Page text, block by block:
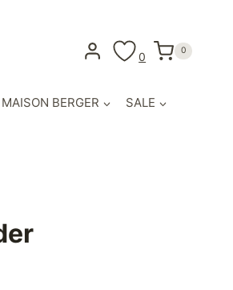
0 0
MAISON BERGER SALE